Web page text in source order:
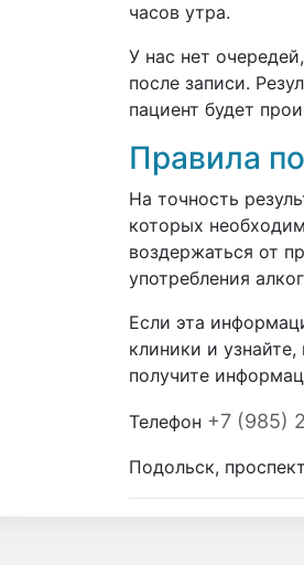
часов утра.
У нас нет
после записи.
пациент будет
Правила
На точность
которых
воздержаться от
употребления
Если эта
клиники и
получите
Телефон +7 (985)
Подольск,